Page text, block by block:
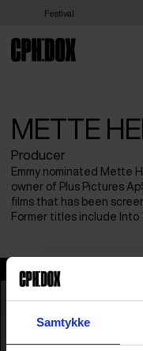
Samtykke
Festival
METTE
Producer
Emmy nominated Mette
owner of Plus Pictures
films that has been
Former titles include Into
Mette Heide